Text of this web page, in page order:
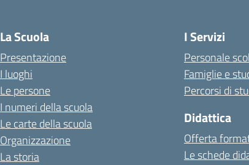
La Scuola
Presentazione
I luoghi
Le persone
I numeri della scuola
Le carte della scuola
Organizzazione
La storia
I Servizi
Personale
Famiglie e
Percorsi di
Didattica
Offerta
Le schede